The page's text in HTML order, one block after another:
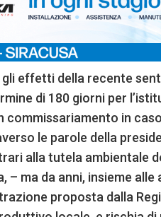
effetti della recente
di 180 giorni per
commissariamento in
le parole della
alla tutela ambientale
– ma da anni, insieme
proposta dalla